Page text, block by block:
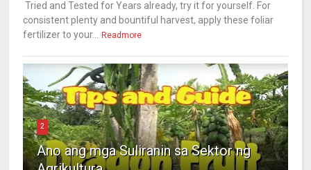
Tried and Tested for Years already, try it for yourself. For
consistent plenty and bountiful harvest, apply these foliar
fertilizer to your...
Readmore
2
Ano ang mga Suliranin sa Sektor ng